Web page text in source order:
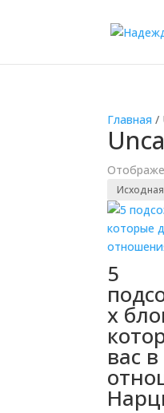
Главная /
5
х
вас в